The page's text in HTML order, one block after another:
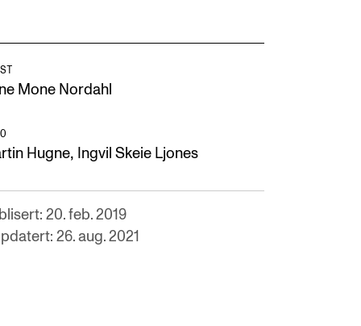
Mone Nordahl
Hugne, Ingvil Skeie Ljones
20. feb. 2019
26. aug. 2021